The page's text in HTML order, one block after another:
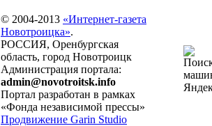
© 2004-2013 «Интернет-газета
Новотроицка».
РОССИЯ, Оренбургская
область, город Новотроицк
Администрация портала:
admin@novotroitsk.info
Портал разработан в рамках
«Фонда независимой прессы»
Продвижение Garin Studio